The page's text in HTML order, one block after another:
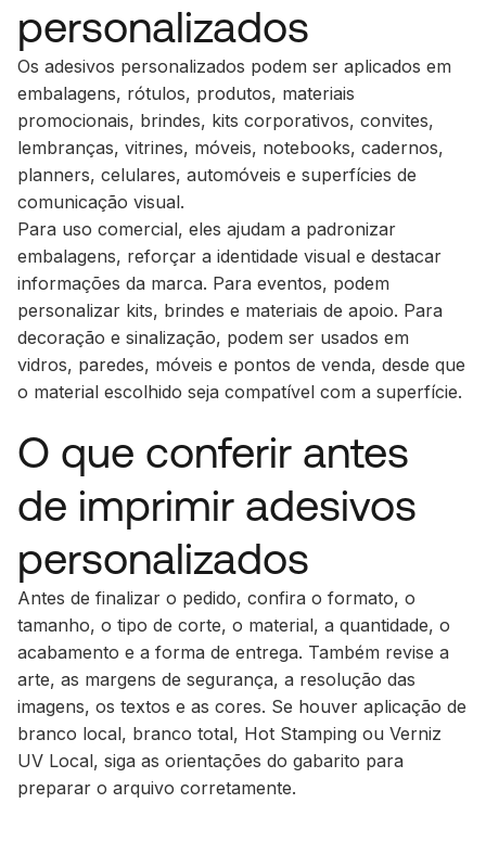
personalizados
Os adesivos personalizados podem ser aplicados em
embalagens, rótulos, produtos, materiais
promocionais, brindes, kits corporativos, convites,
lembranças, vitrines, móveis, notebooks, cadernos,
planners, celulares, automóveis e superfícies de
comunicação visual.
Para uso comercial, eles ajudam a padronizar
embalagens, reforçar a identidade visual e destacar
informações da marca. Para eventos, podem
personalizar kits, brindes e materiais de apoio. Para
decoração e sinalização, podem ser usados em
vidros, paredes, móveis e pontos de venda, desde que
o material escolhido seja compatível com a superfície.
O que conferir antes
de imprimir adesivos
personalizados
Antes de finalizar o pedido, confira o formato, o
tamanho, o tipo de corte, o material, a quantidade, o
acabamento e a forma de entrega. Também revise a
arte, as margens de segurança, a resolução das
imagens, os textos e as cores. Se houver aplicação de
branco local, branco total, Hot Stamping ou Verniz
UV Local, siga as orientações do gabarito para
preparar o arquivo corretamente.